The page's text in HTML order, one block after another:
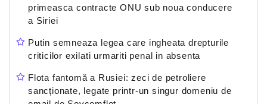
primeasca contracte ONU sub noua conducere
a Siriei
Putin semneaza legea care ingheata drepturile
criticilor exilati urmariti penal in absenta
Flota fantomă a Rusiei: zeci de petroliere
sancționate, legate printr-un singur domeniu de